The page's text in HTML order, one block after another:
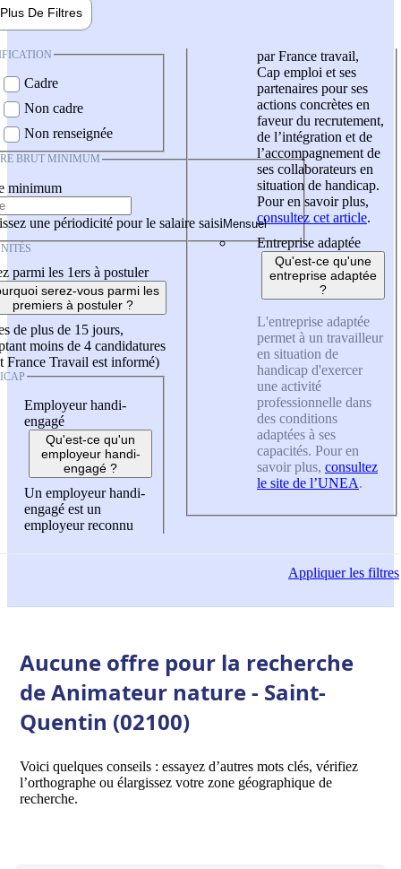
Plus De Filtres
Cadre
Non cadre
Non renseignée
BRUT MINIMUM
minimum
une périodicité pour le salaire saisi
parmi les 1ers à postuler
serez-vous parmi les
premiers à postuler ?
de plus de 15 jours,
moins de 4 candidatures
France Travail est informé)
Employeur handi-
engagé
Qu'est-ce qu'un
employeur handi-
engagé ?
Un employeur handi-
engagé est un
employeur reconnu
par France travail,
Cap emploi et ses
partenaires pour ses
actions concrètes en
faveur du recrutement,
de l’intégration et de
l’accompagnement de
ses collaborateurs en
situation de handicap.
Pour en savoir plus,
consultez cet article.
Entreprise adaptée
Qu'est-ce qu'une
entreprise adaptée
?
L'entreprise adaptée
permet à un travailleur
en situation de
handicap d'exercer
une activité
professionnelle dans
des conditions
adaptées à ses
capacités. Pour en
savoir plus, consultez
le site de l’UNEA.
Appliquerles filtres
Aucune offre pour la recherche
de Animateur nature - Saint-
Quentin (02100)
Voici quelques conseils : essayez d’autres mots clés, vérifiez
l’orthographe ou élargissez votre zone géographique de
recherche.